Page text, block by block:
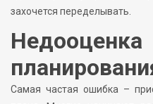
захочется переделывать.
Недооценка
Самая частая ошибка –